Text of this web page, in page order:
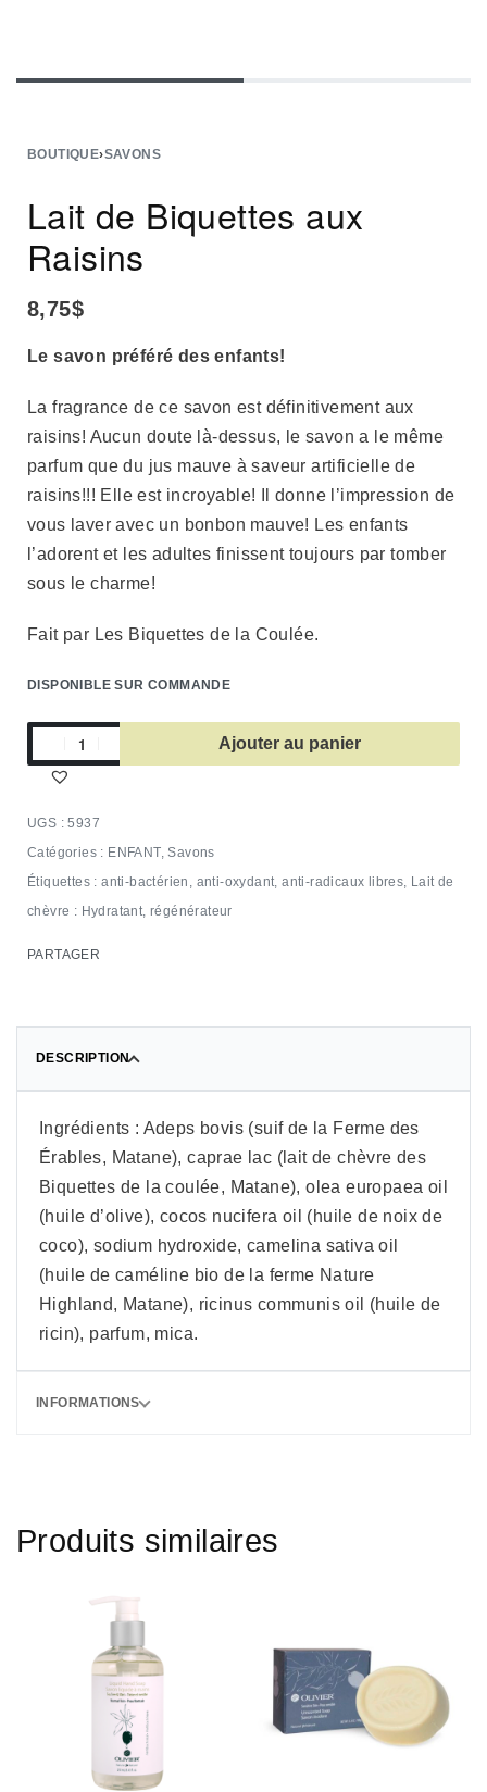
BOUTIQUE›SAVONS
Lait de Biquettes aux
Raisins
8,75$
Le savon préféré des enfants!
La fragrance de ce savon est définitivement aux
raisins! Aucun doute là-dessus, le savon a le même
parfum que du jus mauve à saveur artificielle de
raisins!!! Elle est incroyable! Il donne l’impression de
vous laver avec un bonbon mauve! Les enfants
l’adorent et les adultes finissent toujours par tomber
sous le charme!
Fait par Les Biquettes de la Coulée.
DISPONIBLE SUR COMMANDE
Ajouter au panier
5937
Catégories : ENFANT,Savons
Étiquettes :anti-bactérien , anti-oxydant,anti-radicaux libres, Lait de
chèvre : Hydratant,régénérateur
PARTAGER
DESCRIPTION
Ingrédients : Adeps bovis (suif de la Ferme des
Érables, Matane), caprae lac (lait de chèvre des
Biquettes de la coulée, Matane), olea europaea oil
(huile d’olive), cocos nucifera oil (huile de noix de
coco), sodium hydroxide, camelina sativa oil
(huile de caméline bio de la ferme Nature
Highland, Matane), ricinus communis oil (huile de
ricin), parfum, mica.
INFORMATIONS
Produits similaires